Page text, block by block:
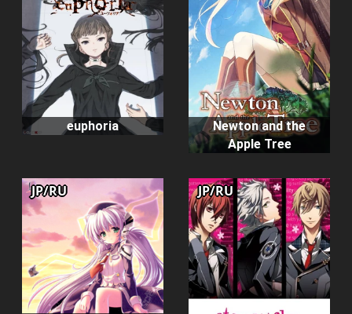
euphoria
Newton and the
Apple Tree
JP/RU JP/RU